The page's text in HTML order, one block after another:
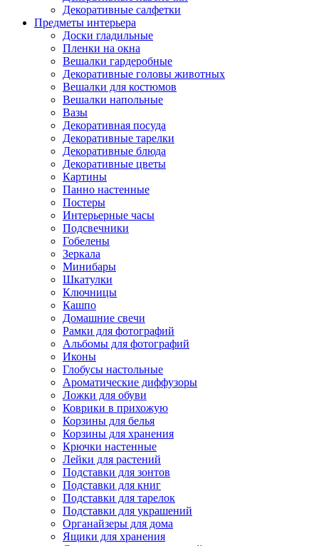
Декоративные салфетки
Предметы интерьера
Доски гладильные
Пленки на окна
Вешалки гардеробные
Декоративные головы животных
Вешалки для костюмов
Вешалки напольные
Вазы
Декоративная посуда
Декоративные тарелки
Декоративные блюда
Декоративные цветы
Картины
Панно настенные
Постеры
Интерьерные часы
Подсвечники
Гобелены
Зеркала
Минибары
Шкатулки
Ключницы
Кашпо
Домашние свечи
Рамки для фотографий
Альбомы для фотографий
Иконы
Глобусы настольные
Ароматические диффузоры
Ложки для обуви
Коврики в прихожую
Корзины для белья
Корзины для хранения
Крючки настенные
Лейки для растений
Подставки для зонтов
Подставки для книг
Подставки для тарелок
Подставки для украшений
Органайзеры для дома
Ящики для хранения